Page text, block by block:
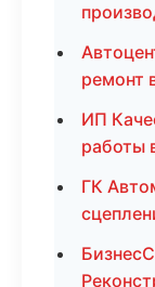
ремонт
ИП
работы
ГК